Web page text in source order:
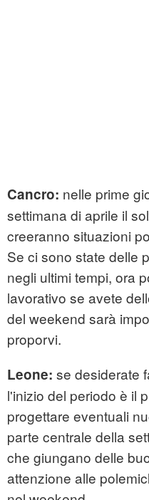
Cancro: nelle prime
settimana di aprile il
creeranno situazioni
Se ci sono state delle
negli ultimi tempi, ora
lavorativo se avete
del weekend sarà
proporvi.
Leone: se desiderate
l'inizio del periodo è il
progettare eventuali
parte centrale della
che giungano delle
attenzione alle